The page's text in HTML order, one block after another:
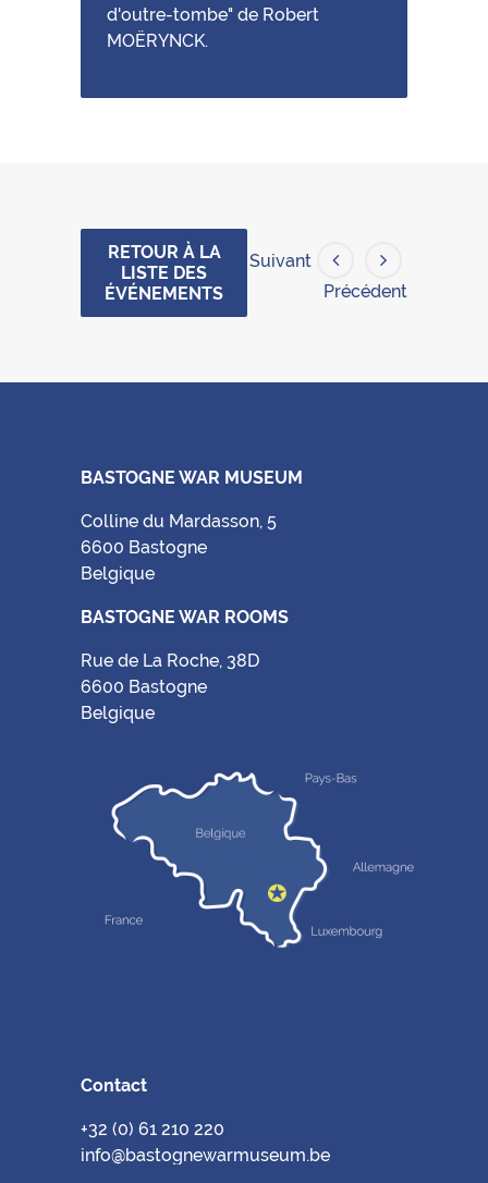
d'outre-tombe" de Robert
MOËRYNCK.
RETOUR À LA
LISTE DES
ÉVÉNEMENTS
Suivant
Précédent
BASTOGNE WAR MUSEUM
Colline du Mardasson, 5
6600 Bastogne
Belgique
BASTOGNE WAR ROOMS
Rue de La Roche, 38D
6600 Bastogne
Belgique
Contact
+32 (0) 61 210 220
info@bastognewarmuseum.be